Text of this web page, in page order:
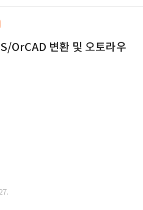
OrCAD 변환 및 오토라우